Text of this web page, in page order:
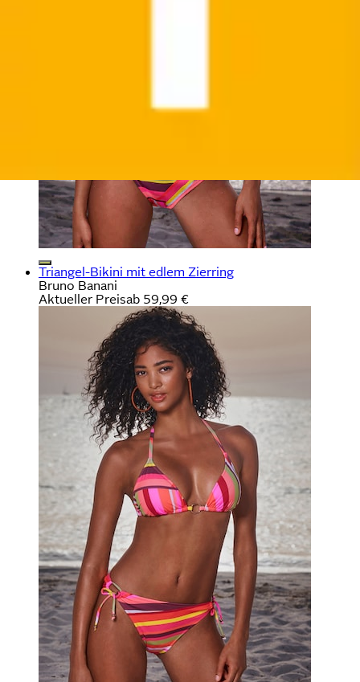
Triangel-Bikini mit edlem Zierring
Bruno Banani
Aktueller Preisab 59,99 €